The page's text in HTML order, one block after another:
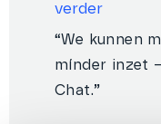
verder
“We kunnen
mínder inzet
Chat.”